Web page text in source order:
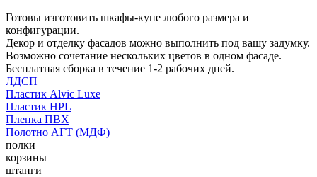
Готовы изготовить шкафы-купе любого размера и
конфигурации.
Декор и отделку фасадов можно выполнить под вашу задумку.
Возможно сочетание нескольких цветов в одном фасаде.
Бесплатная сборка в течение 1-2 рабочих дней.
ЛДСП
Пластик Alvic Luxe
Пластик HPL
Пленка ПВХ
Полотно АГТ (МДФ)
полки
корзины
штанги